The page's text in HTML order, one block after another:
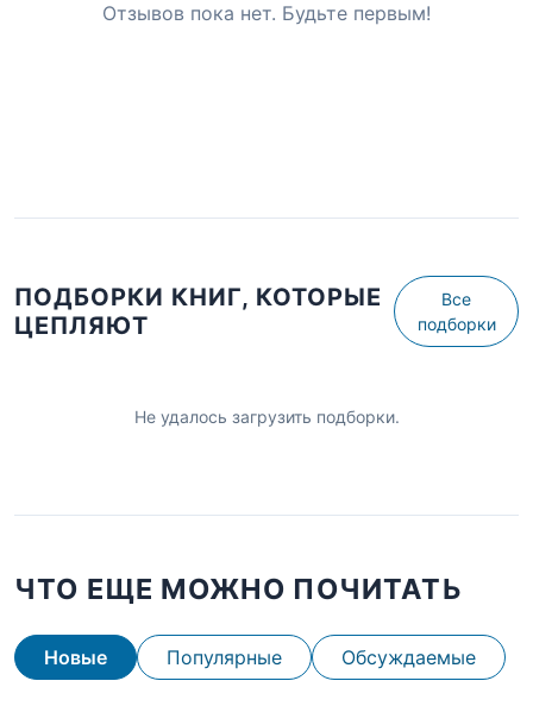
Отзывов пока нет. Будьте первым!
ПОДБОРКИ КНИГ, КОТОРЫЕ
ЦЕПЛЯЮТ
Все
подборки
Не удалось загрузить подборки.
ЧТО ЕЩЕ МОЖНО ПОЧИТАТЬ
Новые Популярные Обсуждаемые